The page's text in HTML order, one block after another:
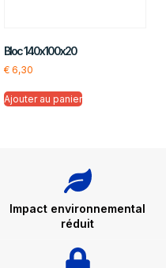
Bloc 140x100x20
€6,30
Ajouter au panier
Impact environnemental
réduit